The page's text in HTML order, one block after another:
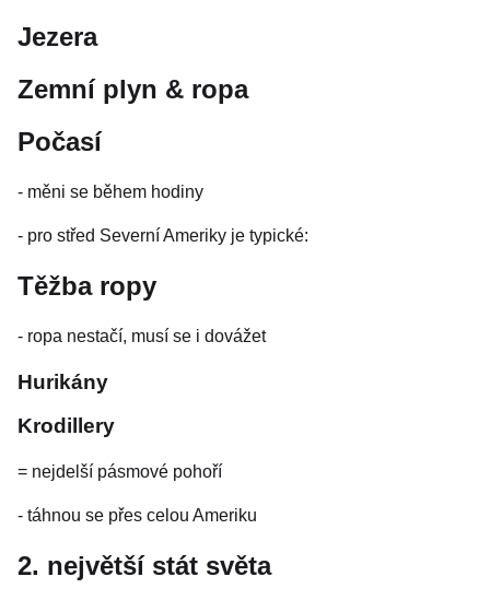
Jezera
Zemní plyn & ropa
Počasí
- měni se během hodiny
- pro střed Severní Ameriky je typické:
Těžba ropy
- ropa nestačí, musí se i dovážet
Hurikány
Krodillery
= nejdelší pásmové pohoří
- táhnou se přes celou Ameriku
2. největší stát světa